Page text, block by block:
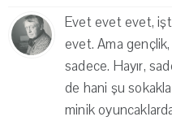
Evet evet evet,
evet. Ama
sadece. Hayır,
de hani şu
minik